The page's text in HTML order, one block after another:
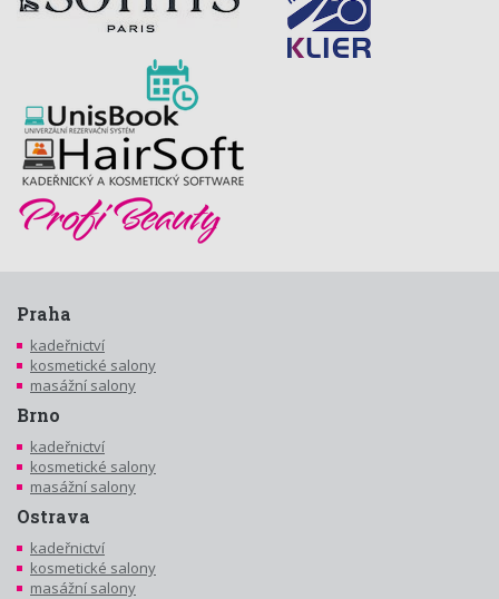
Praha
kadeřnictví
kosmetické salony
masážní salony
Brno
kadeřnictví
kosmetické salony
masážní salony
Ostrava
kadeřnictví
kosmetické salony
masážní salony